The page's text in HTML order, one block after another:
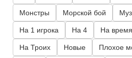
Монстры Морской бой
На 1 игрока На 4 На время
На Троих Новые Плохое